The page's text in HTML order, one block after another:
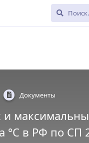
Документы
°С в РФ по СП